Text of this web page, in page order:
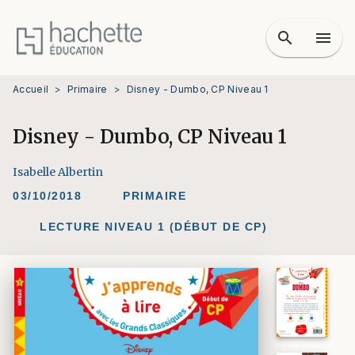
MENU RECHERCHE
PIED DE PAGE
search menu
Accueil > Primaire > Disney - Dumbo, CP Niveau 1
Disney - Dumbo, CP Niveau 1
Isabelle Albertin
03/10/2018 PRIMAIRE
LECTURE NIVEAU 1 (DÉBUT DE CP)